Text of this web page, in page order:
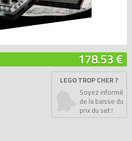
178.53 €
LEGO TROP CHER ?
Soyez informé
de la baisse du
prix du set !